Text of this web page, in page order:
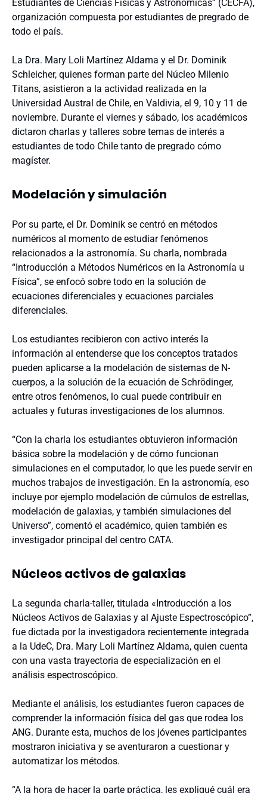
Estudiantes de Ciencias Físicas y Astronómicas” (CECFA),
organización compuesta por estudiantes de pregrado de
todo el país.
La Dra. Mary Loli Martínez Aldama y el Dr. Dominik
Schleicher, quienes forman parte del Núcleo Milenio
Titans, asistieron a la actividad realizada en la
Universidad Austral de Chile, en Valdivia, el 9, 10 y 11 de
noviembre. Durante el viernes y sábado, los académicos
dictaron charlas y talleres sobre temas de interés a
estudiantes de todo Chile tanto de pregrado cómo
magíster.
Modelación y simulación
Por su parte, el Dr. Dominik se centró en métodos
numéricos al momento de estudiar fenómenos
relacionados a la astronomía. Su charla, nombrada
“Introducción a Métodos Numéricos en la Astronomía u
Física”, se enfocó sobre todo en la solución de
ecuaciones diferenciales y ecuaciones parciales
diferenciales.
Los estudiantes recibieron con activo interés la
información al entenderse que los conceptos tratados
pueden aplicarse a la modelación de sistemas de N-
cuerpos, a la solución de la ecuación de Schrödinger,
entre otros fenómenos, lo cual puede contribuir en
actuales y futuras investigaciones de los alumnos.
“Con la charla los estudiantes obtuvieron información
básica sobre la modelación y de cómo funcionan
simulaciones en el computador, lo que les puede servir en
muchos trabajos de investigación. En la astronomía, eso
incluye por ejemplo modelación de cúmulos de estrellas,
modelación de galaxias, y también simulaciones del
Universo”, comentó el académico, quien también es
investigador principal del centro CATA.
Núcleos activos de galaxias
La segunda charla-taller, titulada «Introducción a los
Núcleos Activos de Galaxias y al Ajuste Espectroscópico”,
fue dictada por la investigadora recientemente integrada
a la UdeC, Dra. Mary Loli Martínez Aldama, quien cuenta
con una vasta trayectoria de especialización en el
análisis espectroscópico.
Mediante el análisis, los estudiantes fueron capaces de
comprender la información física del gas que rodea los
ANG. Durante esta, muchos de los jóvenes participantes
mostraron iniciativa y se aventuraron a cuestionar y
automatizar los métodos.
“A la hora de hacer la parte práctica, les expliqué cuál era